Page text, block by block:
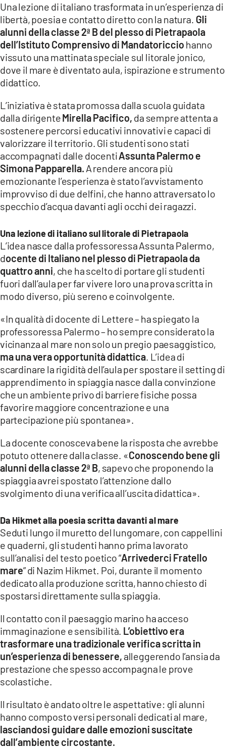
LACONAIR.IT
LACITYMAG.IT
ILREGGINO.IT
COSENZACHANNEL.IT
CATANZAROCHANNEL.IT
LACAPITALENEWS.IT
App
ANDROID
APPLE
Una lezione di italiano trasformata in un’esperienza di
libertà, poesia e contatto diretto con la natura. Gli
alunni della classe 2ª B del plesso di Pietrapaola
dell’Istituto Comprensivo di Mandatoricciohanno
vissuto una mattinata speciale sul litorale jonico,
dove il mare è diventato aula, ispirazione e strumento
didattico.
L’iniziativa è stata promossa dalla scuola guidata
dalla dirigenteMirella Pacifico, da sempre attenta a
sostenere percorsi educativi innovativi e capaci di
valorizzare il territorio. Gli studenti sono stati
accompagnati dalle docentiAssunta Palermo e
Simona Papparella. A rendere ancora più
emozionante l’esperienza è stato l’avvistamento
improvviso di due delfini, che hanno attraversato lo
specchio d’acqua davanti agli occhi dei ragazzi.
Una lezione di italiano sul litorale di Pietrapaola
L’idea nasce dalla professoressa Assunta Palermo,
docente di Italiano nel plesso di Pietrapaola da
quattro anni, che ha scelto di portare gli studenti
fuori dall’aula per far vivere loro una prova scritta in
modo diverso, più sereno e coinvolgente.
«In qualità di docente di Lettere – ha spiegato la
professoressa Palermo – ho sempre considerato la
vicinanza al mare non solo un pregio paesaggistico,
ma una vera opportunità didattica. L’idea di
scardinare la rigidità dell’aula per spostare il setting di
apprendimento in spiaggia nasce dalla convinzione
che un ambiente privo di barriere fisiche possa
favorire maggiore concentrazione e una
partecipazione più spontanea».
La docente conosceva bene la risposta che avrebbe
potuto ottenere dalla classe. «Conoscendo bene gli
alunni della classe 2ª B, sapevo che proponendo la
spiaggia avrei spostato l’attenzione dallo
svolgimento di una verifica all’uscita didattica».
Da Hikmet alla poesia scritta davanti al mare
Seduti lungo il muretto del lungomare, con cappellini
e quaderni, gli studenti hanno prima lavorato
sull’analisi del testo poetico “Arrivederci Fratello
mare” di Nazim Hikmet. Poi, durante il momento
dedicato alla produzione scritta, hanno chiesto di
spostarsi direttamente sulla spiaggia.
Il contatto con il paesaggio marino ha acceso
immaginazione e sensibilità. L’obiettivo era
trasformare una tradizionale verifica scritta in
un’esperienza di benessere, alleggerendo l’ansia da
prestazione che spesso accompagna le prove
scolastiche.
Il risultato è andato oltre le aspettative: gli alunni
hanno composto versi personali dedicati al mare,
lasciandosi guidare dalle emozioni suscitate
dall’ambiente circostante.